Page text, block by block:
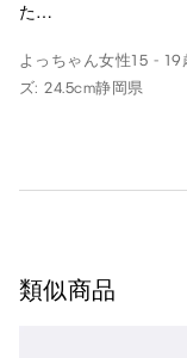
た…
よっちゃん女性15 - 19
ズ: 24.5cm静岡県
類似商品